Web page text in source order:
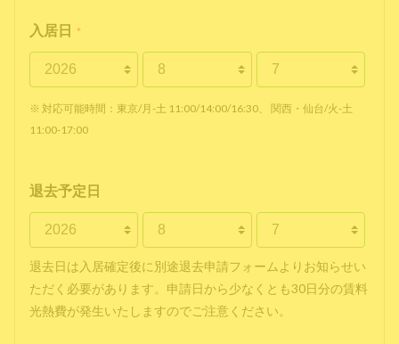
入居日 *
※ 対応可能時間：東京/月-土 11:00/14:00/16:30、 関西・仙台/火-土
11:00-17:00
退去予定日
退去日は入居確定後に別途退去申請フォームよりお知らせい
ただく必要があります。申請日から少なくとも30日分の賃料
光熱費が発生いたしますのでご注意ください。